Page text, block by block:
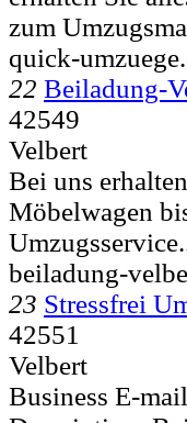
zum
quick-
22 Beiladung-
42549
Velbert
Bei uns
Möbelwagen
beiladung-
23 Stressfrei
42551
Velbert
Business E-